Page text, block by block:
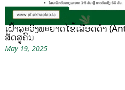
ເຝົ້າລະວັງພະຍາດໄຂ້ເລືອດດຳ
ສັດສູ່ຄົນ
May 19, 2025